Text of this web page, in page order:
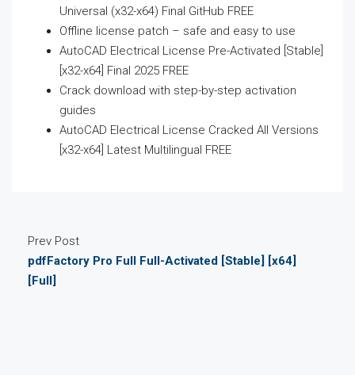
Universal (x32-x64) Final GitHub FREE
Offline license patch – safe and easy to use
AutoCAD Electrical License Pre-Activated [Stable]
[x32-x64] Final 2025 FREE
Crack download with step-by-step activation
guides
AutoCAD Electrical License Cracked All Versions
[x32-x64] Latest Multilingual FREE
Prev Post
pdfFactory Pro Full Full-Activated [Stable] [x64]
[Full]